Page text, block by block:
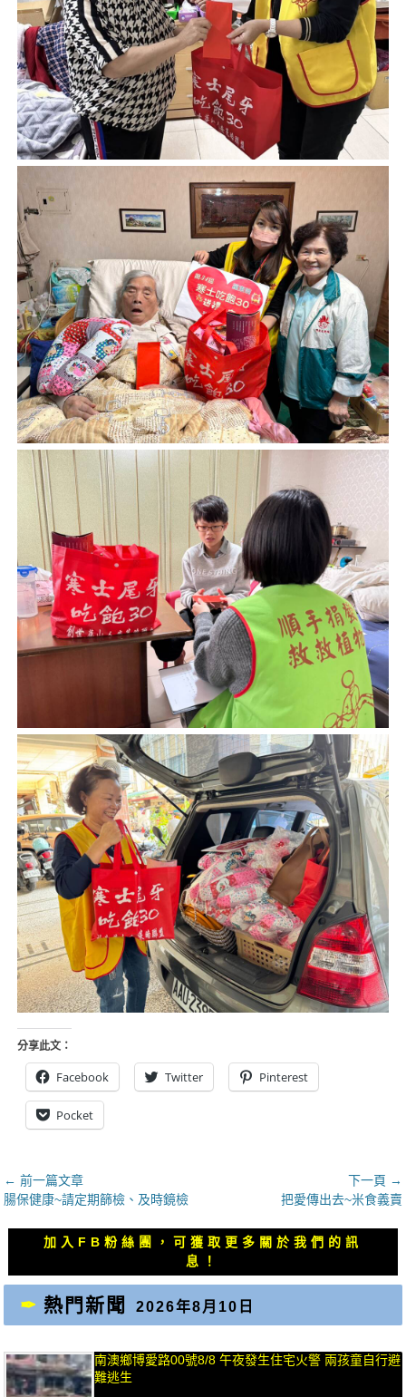
分享此文：
Facebook Twitter Pinterest
Pocket
文
章
導
← 前一篇文章
上
章：
腸保健康~請定期篩檢、及時鏡檢
下一頁 →
篇
文
章：
把愛傳出去~米食義賣
加入FB粉絲團，可獲取更多關於我們的訊
息！
熱門新聞 2026年8月10日
南澳鄉博愛路00號8/8 午夜發生住宅火警 兩孩童自行避
難逃生